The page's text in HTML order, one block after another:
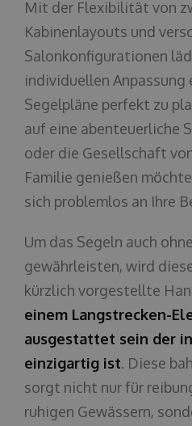
Mit der Flexibilität von
Kabinenlayouts und
Salonkonfigurationen
individuellen Anpassung
Segelpläne perfekt zu
auf eine abenteuerliche
oder die Gesellschaft
Familie genießen
sich problemlos an Ihre
Um das Segeln auch
gewährleisten, wird
kürzlich vorgestellte
einem Langstrecken-
ausgestattet sein der
einzigartig ist. Diese
sorgt nicht nur für
ruhigen Gewässern,